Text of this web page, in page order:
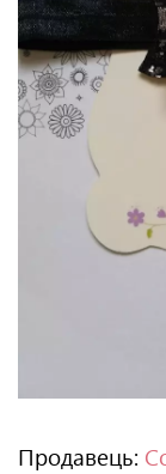
Продавець: